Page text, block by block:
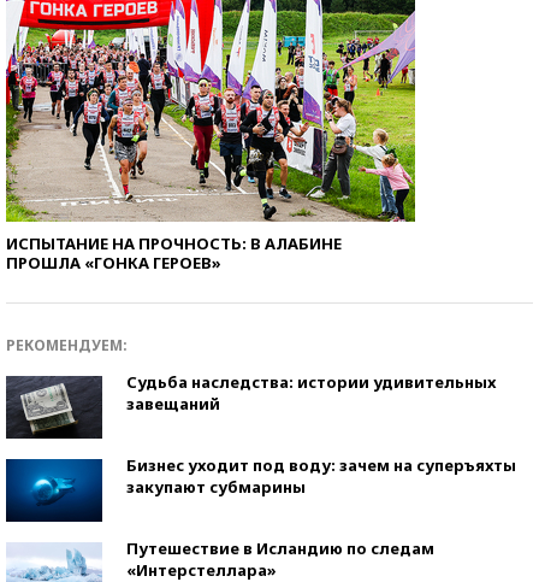
ИСПЫТАНИЕ НА ПРОЧНОСТЬ: В АЛАБИНЕ
ПРОШЛА «ГОНКА ГЕРОЕВ»
РЕКОМЕНДУЕМ:
Судьба наследства: истории удивительных
завещаний
Бизнес уходит под воду: зачем на суперъяхты
закупают субмарины
Путешествие в Исландию по следам
«Интерстеллара»